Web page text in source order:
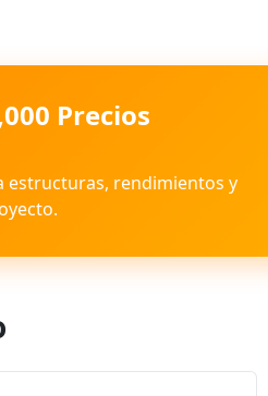
Precios
estructuras, rendimientos y